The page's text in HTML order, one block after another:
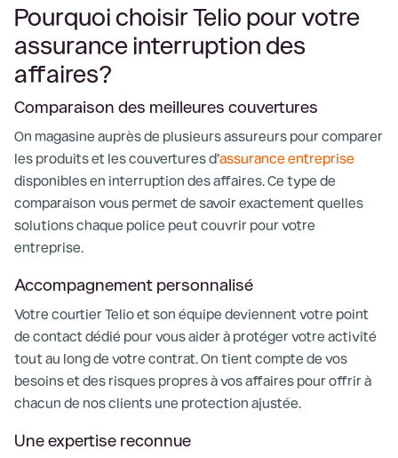
Pourquoi choisir Telio pour votre
assurance interruption des
affaires?
Comparaison des meilleures couvertures
On magasine auprès de plusieurs assureurs pour comparer
les produits et les couvertures d’assurance entreprise
disponibles en interruption des affaires. Ce type de
comparaison vous permet de savoir exactement quelles
solutions chaque police peut couvrir pour votre
entreprise.
Accompagnement personnalisé
Votre courtier Telio et son équipe deviennent votre point
de contact dédié pour vous aider à protéger votre activité
tout au long de votre contrat. On tient compte de vos
besoins et des risques propres à vos affaires pour offrir à
chacun de nos clients une protection ajustée.
Une expertise reconnue